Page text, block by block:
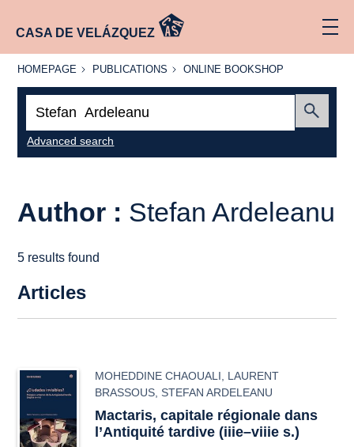
CASA DE VELÁZQUEZ
HOMEPAGE
HOMEPAGE PUBLICATIONS
PUBLICATIONS
ONLINE
ONLINE BOOKSHOP
Advanced search
Author : Stefan Ardeleanu
5 results found
Articles
MOHEDDINE CHAOUALI
LAURENT
BRASSOUS STEFAN ARDELEANU
Mactaris, capitale régionale dans
l’Antiquité tardive (iiie–viiie s.)